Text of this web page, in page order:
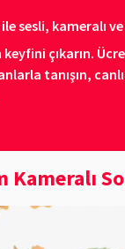
sesli, kameralı
çıkarın.
tanışın,
Kameralı